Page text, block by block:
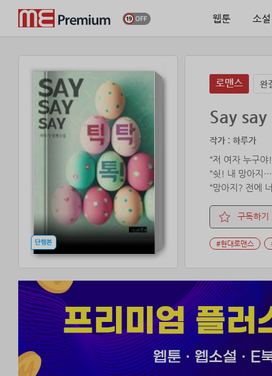
웹툰 소설
로맨스 완
Say
작가 : 하루가
“저 여자 누구야
“쉿! 내 망아지
“망아지? 전에
“이 자식이……
“서른!”
“자주 드나들었
순간 침실 문이
말고 거실에서
“누구세요?”
“난 재후 누나
“누나!”
‘누나? 재후 누
재희가 선명히
구독하기
#현대로맨스